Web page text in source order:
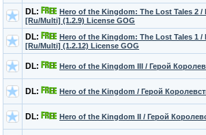
DL:
Hero of the Kingdom: The Lost Tales 2 /
[Ru/Multi] (1.2.9) License GOG
DL:
Hero of the Kingdom: The Lost Tales 1 /
[Ru/Multi] (1.2.12) License GOG
DL: Hero of the Kingdom III / Герой
DL: Hero of the Kingdom / Герой
DL: Hero of the Kingdom II / Герой